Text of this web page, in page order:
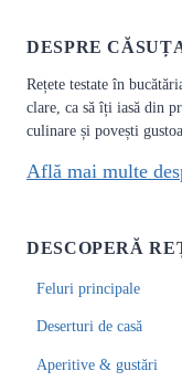
DESPRE
Rețete testate în
clare, ca să îți iasă din
culinare și povești
Află mai multe
DESCOPERĂ
Feluri principale
Deserturi de casă
Aperitive & gustări